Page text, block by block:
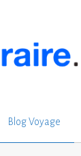
Blog Voyage